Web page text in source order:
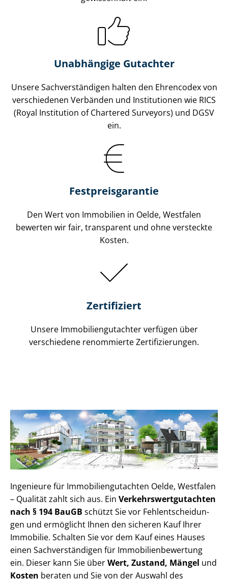
Unabhängige Gutachter
Unsere Sach­ver­stän­di­gen halten den Ehrencodex von
verschiedenen Verbänden und Institutionen wie RICS
(Royal Institution of Chartered Surveyors) und DGSV
ein.
Festpreis​garantie
Den Wert von Immobilien in Oelde, Westfalen
bewerten wir fair, transparent und ohne versteckte
Kosten.
Zertifiziert
Unsere Immobilien­gutachter verfügen über
verschiedene renommierte Zer­ti­fi­zie­run­gen.
Ingenieure für Im­mo­bi­li­en­gut­ach­ten Oelde, Westfalen
– Qualität zahlt sich aus. Ein Ver­kehrs­wert­gut­ach­ten
nach § 194 BauGB schützt Sie vor Fehl­ent­schei­dun­
gen und ermöglicht Ihnen den sicheren Kauf Ihrer
Immobilie. Schalten Sie vor dem Kauf eines Hauses
einen Sach­ver­stän­di­gen für Im­mo­bi­li­en­be­wer­tung
ein. Dieser kann Sie überWert, Zustand, Mängel und
Kosten beraten und Sie von der Auswahl des